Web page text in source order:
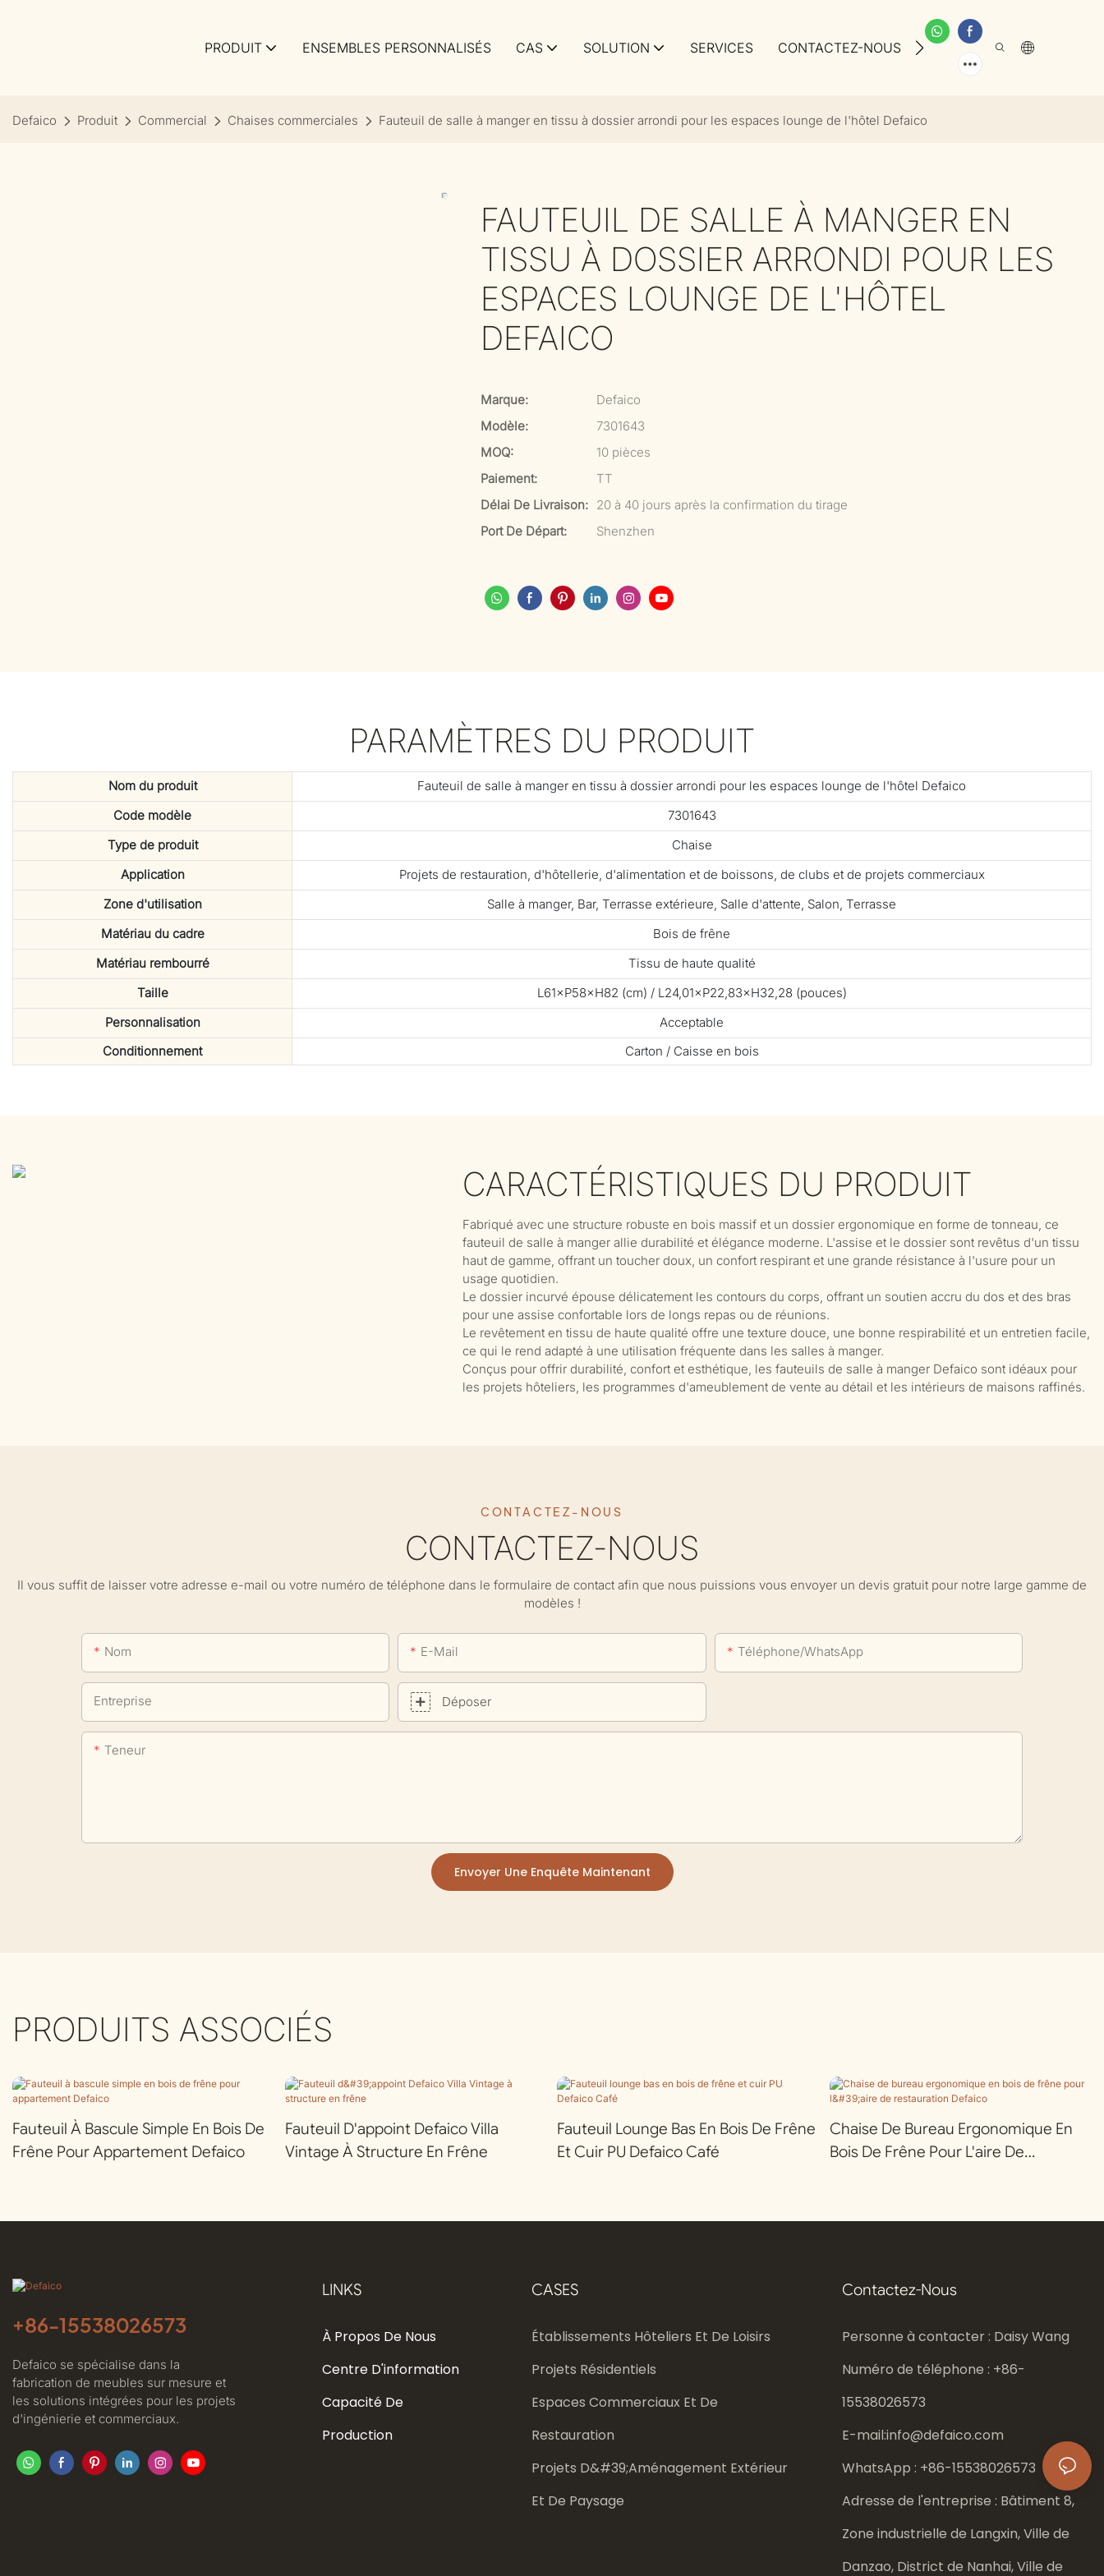
PRODUIT ENSEMBLES PERSONNALISÉS CAS SOLUTION SERVICES CONTACTEZ-NOUS À PROPOS DE NOUS
Defaico Produit Commercial Chaises commerciales Fauteuil de salle à manger en tissu à dossier arrondi pour les espaces lounge de l'hôtel Defaico
FAUTEUIL DE SALLE À MANGER EN
TISSU À DOSSIER ARRONDI POUR LES
ESPACES LOUNGE DE L'HÔTEL
DEFAICO
Marque:
Defaico
Modèle:
7301643
MOQ:
10 pièces
Paiement:
TT
Délai De Livraison: 20 à 40 jours après la confirmation du tirage
Port De Départ:
Shenzhen
PARAMÈTRES DU PRODUIT
Nom du produit
Fauteuil de salle à manger en tissu à dossier arrondi pour les espaces lounge de l'hôtel Defaico
Code modèle
7301643
Type de produit
Chaise
Application
Projets de restauration, d'hôtellerie, d'alimentation et de boissons, de clubs et de projets commerciaux
Zone d'utilisation
Salle à manger, Bar, Terrasse extérieure, Salle d'attente, Salon, Terrasse
Matériau du cadre
Bois de frêne
Matériau rembourré
Tissu de haute qualité
Taille
L61×P58×H82 (cm) / L24,01×P22,83×H32,28 (pouces)
Personnalisation
Acceptable
Conditionnement
Carton / Caisse en bois
CARACTÉRISTIQUES DU PRODUIT
Fabriqué avec une structure robuste en bois massif et un dossier ergonomique en forme de tonneau, ce
fauteuil de salle à manger allie durabilité et élégance moderne. L'assise et le dossier sont revêtus d'un tissu
haut de gamme, offrant un toucher doux, un confort respirant et une grande résistance à l'usure pour un
usage quotidien.
Le dossier incurvé épouse délicatement les contours du corps, offrant un soutien accru du dos et des bras
pour une assise confortable lors de longs repas ou de réunions.
Le revêtement en tissu de haute qualité offre une texture douce, une bonne respirabilité et un entretien facile,
ce qui le rend adapté à une utilisation fréquente dans les salles à manger.
Conçus pour offrir durabilité, confort et esthétique, les fauteuils de salle à manger Defaico sont idéaux pour
les projets hôteliers, les programmes d'ameublement de vente au détail et les intérieurs de maisons raffinés.
CONTACTEZ-NOUS
CONTACTEZ-NOUS
Il vous suffit de laisser votre adresse e-mail ou votre numéro de téléphone dans le formulaire de contact afin que nous puissions vous envoyer un devis gratuit pour notre large gamme de
modèles !
Nom E-Mail Téléphone/WhatsApp
Entreprise Déposer
Teneur
Envoyer Une Enquête Maintenant
PRODUITS ASSOCIÉS
Fauteuil À Bascule Simple En Bois De
Frêne Pour Appartement Defaico
Fauteuil D'appoint Defaico Villa
Vintage À Structure En Frêne
Fauteuil Lounge Bas En Bois De Frêne
Et Cuir PU Defaico Café
Chaise De Bureau Ergonomique En
Bois De Frêne Pour L'aire De
+86-15538026573
Defaico se spécialise dans la
fabrication de meubles sur mesure et
les solutions intégrées pour les projets
d'ingénierie et commerciaux.
LINKS
À Propos De Nous
Centre D'information
Capacité De
Production
CASES
Établissements Hôteliers Et De Loisirs
Projets Résidentiels
Espaces Commerciaux Et De
Restauration
Projets D&#39;aménagement Extérieur
Et De Paysage
Contactez-Nous
Personne à contacter : Daisy Wang
Numéro de téléphone : +86-
15538026573
E-mail:info@defaico.com
WhatsApp : +86-15538026573
Adresse de l'entreprise : Bâtiment 8,
Zone industrielle de Langxin, Ville de
Danzao, District de Nanhai, Ville de